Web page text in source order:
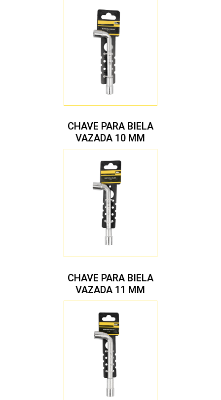
CHAVE PARA BIELA
VAZADA 10 MM
CHAVE PARA BIELA
VAZADA 11 MM